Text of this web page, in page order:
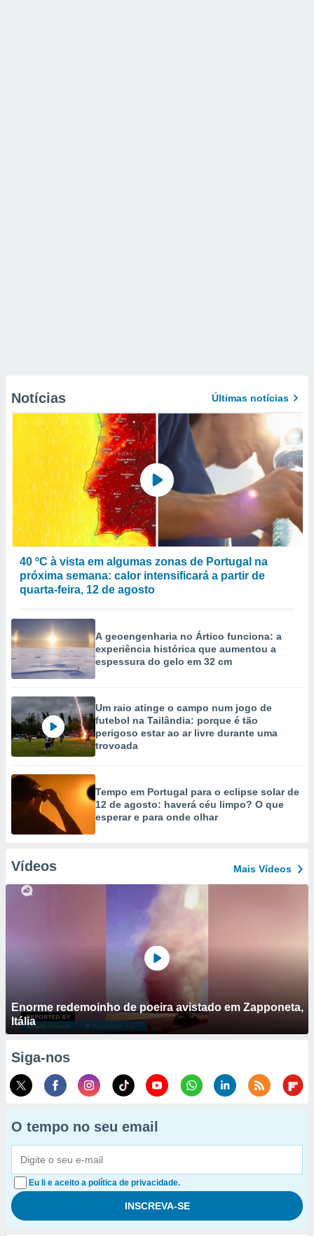
Notícias Últimas notícias
40 ºC à vista em algumas zonas de Portugal na
próxima semana: calor intensificará a partir de
quarta-feira, 12 de agosto
A geoengenharia no Ártico funciona: a
experiência histórica que aumentou a
espessura do gelo em 32 cm
Um raio atinge o campo num jogo de
futebol na Tailândia: porque é tão
perigoso estar ao ar livre durante uma
trovoada
Tempo em Portugal para o eclipse solar de
12 de agosto: haverá céu limpo? O que
esperar e para onde olhar
Vídeos Mais Vídeos
Enorme redemoinho de poeira avistado em Zapponeta,
Itália
Siga-nos
O tempo no seu email
Eu li e aceito a política de privacidade.